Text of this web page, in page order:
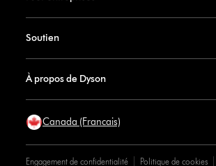
Soutien
À propos de Dyson
Canada (Francais)
Engagement de confidentialité Politique de cookies